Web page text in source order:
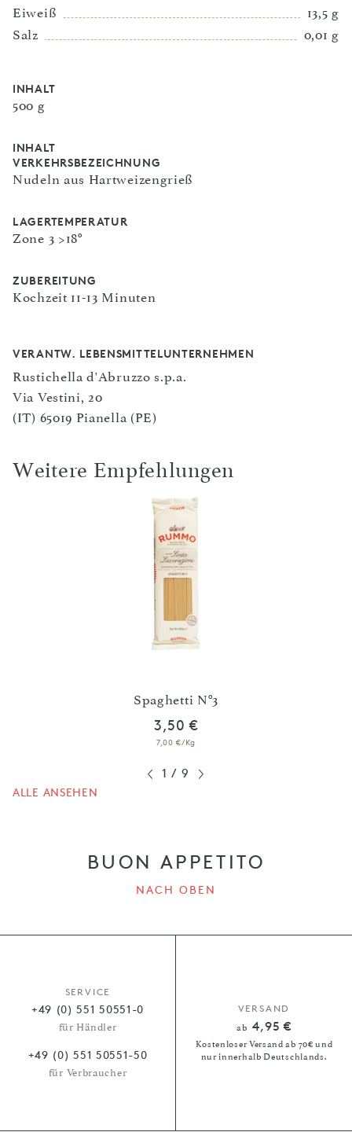
Eiweiß
13,5 g
Salz
0,01 g
INHALT
500 g
INHALT
VERKEHRSBEZEICHNUNG
Nudeln aus Hartweizengrieß
LAGERTEMPERATUR
Zone 3 >18°
ZUBEREITUNG
Kochzeit 11-13 Minuten
VERANTW. LEBENSMITTELUNTERNEHMEN
Rustichella d'Abruzzo s.p.a.
Via Vestini, 20
(IT) 65019 Pianella (PE)
Weitere Empfehlungen
Spaghetti N°3
3,50 €
7,00 €/Kg
1 / 9
ALLE ANSEHEN
BUON APPETITO
NACH OBEN
SERVICE
+49 (0) 551 50551-0
für Händler
+49 (0) 551 50551-50
für Verbraucher
VERSAND
ab 4,95 €
Kostenloser Versand ab 70€ und
nur innerhalb Deutschlands.